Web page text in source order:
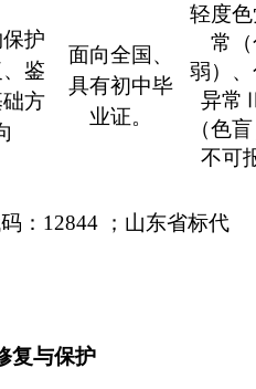
护
鉴
方
面向全国、
具有初中毕
业证。
轻度
常
弱）
异常
（色
不可
：12844 ；山东省标代
复与保护